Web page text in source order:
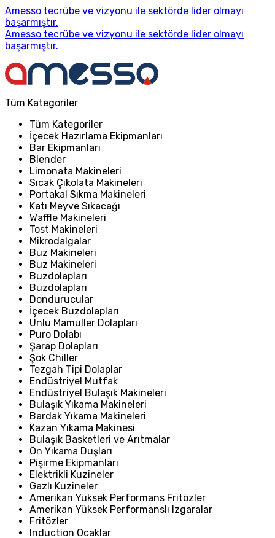
Amesso tecrübe ve vizyonu ile sektörde lider olmayı
başarmıştır.
Amesso tecrübe ve vizyonu ile sektörde lider olmayı
başarmıştır.
Tüm Kategoriler
Tüm Kategoriler
İçecek Hazırlama Ekipmanları
Bar Ekipmanları
Blender
Limonata Makineleri
Sıcak Çikolata Makineleri
Portakal Sıkma Makineleri
Katı Meyve Sıkacağı
Waffle Makineleri
Tost Makineleri
Mikrodalgalar
Buz Makineleri
Buz Makineleri
Buzdolapları
Buzdolapları
Dondurucular
İçecek Buzdolapları
Unlu Mamuller Dolapları
Puro Dolabı
Şarap Dolapları
Şok Chiller
Tezgah Tipi Dolaplar
Endüstriyel Mutfak
Endüstriyel Bulaşık Makineleri
Bulaşık Yıkama Makineleri
Bardak Yıkama Makineleri
Kazan Yıkama Makinesi
Bulaşık Basketleri ve Arıtmalar
Ön Yıkama Duşları
Pişirme Ekipmanları
Elektrikli Kuzineler
Gazlı Kuzineler
Amerikan Yüksek Performans Fritözler
Amerikan Yüksek Performanslı Izgaralar
Fritözler
Induction Ocaklar